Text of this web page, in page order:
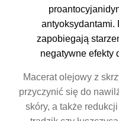
antyoksydantami.
zapobiegają
negatywne efekty
Macerat olejowy z
przyczynić się do
skóry, a także